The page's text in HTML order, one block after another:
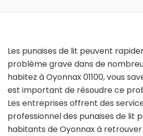
Les punaises de lit peuvent
problème grave dans de
habitez à Oyonnax 01100, vous
est important de résoudre ce
Les entreprises offrent des
professionnel des punaises de lit
habitants de Oyonnax à